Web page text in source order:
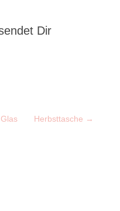
Dir
Herbsttasche →